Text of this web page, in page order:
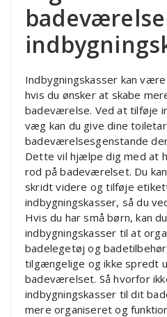
Indbygningskasser kan
hvis du ønsker at skabe
badeværelse. Ved at tilføje
væg kan du give dine
badeværelsesgenstande
Dette vil hjælpe dig med at
rod på badeværelset. Du
skridt videre og tilføje
indbygningskasser, så du
Hvis du har små børn, kan
indbygningskasser til at
badelegetøj og
tilgængelige og ikke spredt
badeværelset. Så hvorfor
indbygningskasser til dit
mere organiseret og